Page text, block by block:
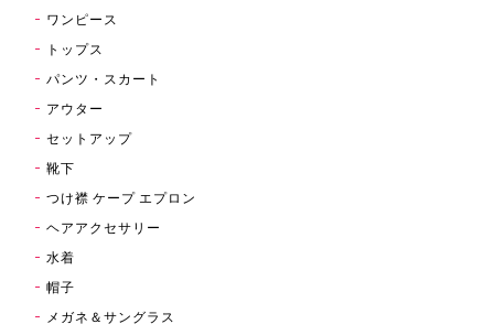
ワンピース
トップス
パンツ・スカート
アウター
セットアップ
靴下
つけ襟 ケープ エプロン
ヘアアクセサリー
水着
帽子
メガネ＆サングラス